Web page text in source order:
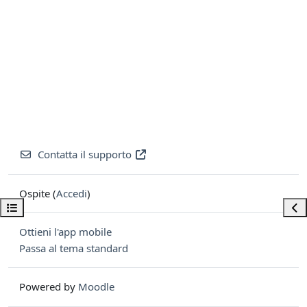
Apri indice del corso
Contatta il supporto
Ospite (Accedi)
Ottieni l'app mobile
Passa al tema standard
Powered by Moodle